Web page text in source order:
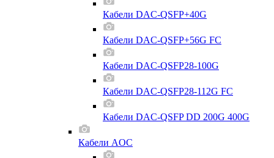
Кабели DAC-QSFP+40G
Кабели DAC-QSFP+56G FC
Кабели DAC-QSFP28-100G
Кабели DAC-QSFP28-112G FC
Кабели DAC-QSFP DD 200G 400G
Кабели AOC